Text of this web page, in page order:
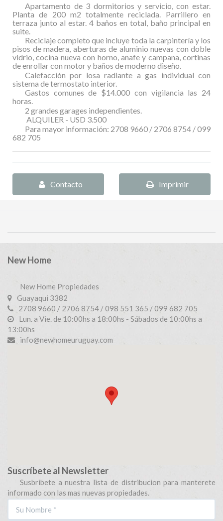
Apartamento de 3 dormitorios y servicio, con estar.
Planta de 200 m2 totalmente reciclada. Parrillero en
terraza junto al estar. 4 baños en total, baño principal en
suite.
Reciclaje completo que incluye toda la carpintería y los
pisos de madera, aberturas de aluminio nuevas con doble
vidrio, cocina nueva con horno, anafe y campana, cortinas
de enrollar con motor y baños de moderno diseño.
Calefacción por losa radiante a gas individual con
sistema de termostato interior.
Gastos comunes de $14.000 con vigilancia las 24
horas.
2 grandes garages independientes.
ALQUILER - USD 3.500
Para mayor información: 2708 9660 / 2706 8754 / 099
682 705
Contacto Imprimir
New Home
New Home Propiedades
Guayaqui 3382
2708 9660 / 2706 8754 / 098 551 365 / 099 682 705
Lun. a Vie. de 10:00hs a 18:00hs - Sábados de 10:00hs a
13:00hs
info@newhomeuruguay.com
Suscríbete al Newsletter
Susbribete a nuestra lista de distribucion para manterete
informado con las mas nuevas propiedades.